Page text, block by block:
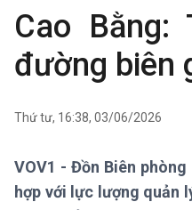
Xã hội
Tin Đời sống & Xã hội
Cao
đường biên
Thứ tư, 16:38, 03/06/2026
VOV1 - Đồn Biên
hợp với lực lượng quản